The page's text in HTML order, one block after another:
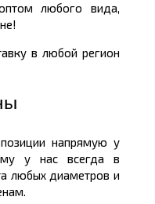
любого вида,
в любой регион
напрямую у
у нас всегда в
любых диаметров и